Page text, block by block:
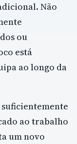
Não
ou
está
ao longo da
ao trabalho
um novo